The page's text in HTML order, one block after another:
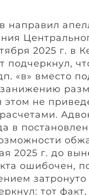
направил
2025 г. в
подчеркнул,
«в» вместо
этом не
в
2025 г. до
ошибочен,
затронуто
тот факт,